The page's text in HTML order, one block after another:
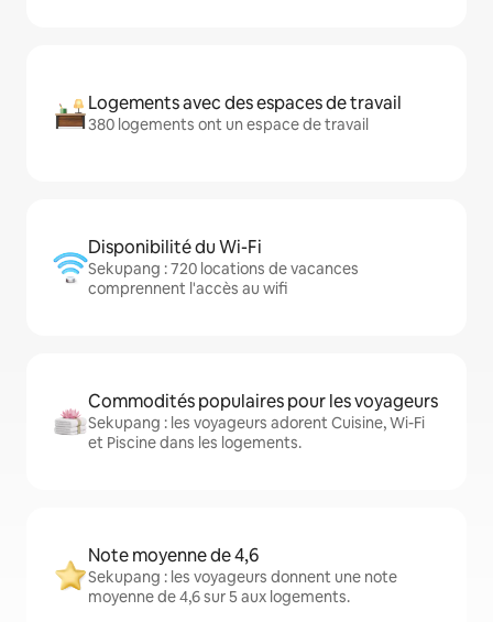
Logements avec des espaces de travail
380 logements ont un espace de travail
Disponibilité du Wi-Fi
Sekupang : 720 locations de vacances
comprennent l'accès au wifi
Commodités populaires pour les voyageurs
Sekupang : les voyageurs adorent Cuisine, Wi-Fi
et Piscine dans les logements.
Note moyenne de 4,6
Sekupang : les voyageurs donnent une note
moyenne de 4,6 sur 5 aux logements.